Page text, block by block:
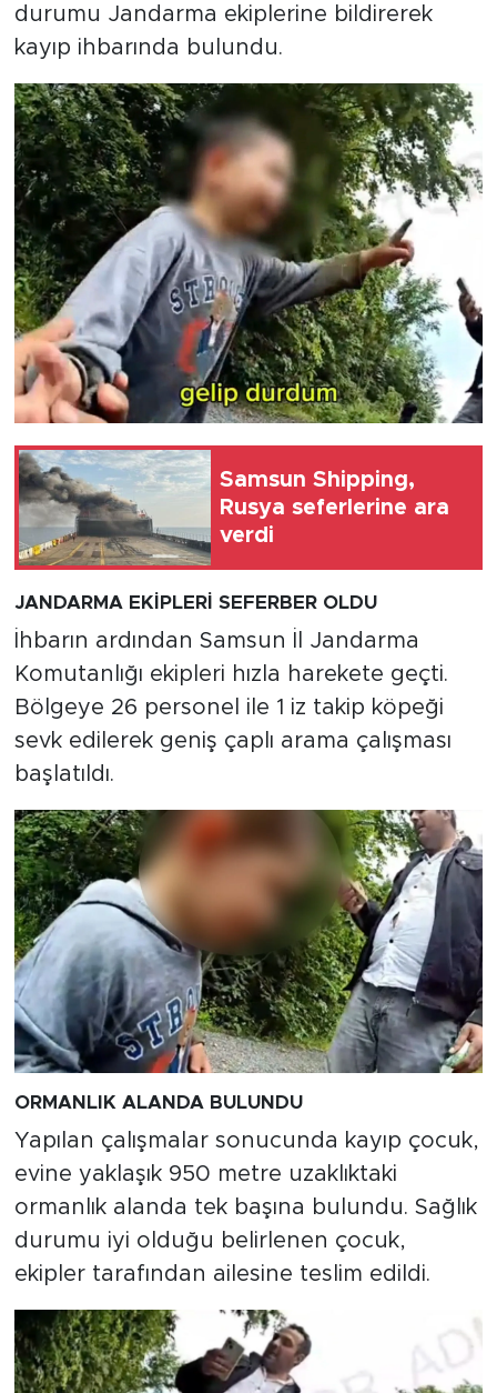
durumu Jandarma ekiplerine bildirerek
kayıp ihbarında bulundu.
Samsun Shipping,
Rusya seferlerine ara
verdi
JANDARMA EKİPLERİ SEFERBER OLDU
İhbarın ardından Samsun İl Jandarma
Komutanlığı ekipleri hızla harekete geçti.
Bölgeye 26 personel ile 1 iz takip köpeği
sevk edilerek geniş çaplı arama çalışması
başlatıldı.
ORMANLIK ALANDA BULUNDU
Yapılan çalışmalar sonucunda kayıp çocuk,
evine yaklaşık 950 metre uzaklıktaki
ormanlık alanda tek başına bulundu. Sağlık
durumu iyi olduğu belirlenen çocuk,
ekipler tarafından ailesine teslim edildi.